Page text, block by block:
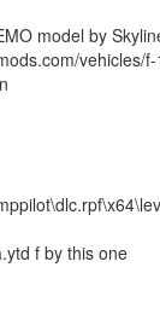
model by
vehicles/
f by this one